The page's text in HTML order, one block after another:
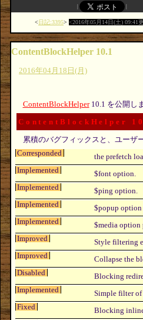
日記:3395 2016年05月14日(土) 09:41
ContentBlockHelper 10.1
2016年04月18日(月)
ContentBlockHelper10.1 を公開し
ContentBlockHelper
累積のバグフィックスと、ユーザ
Corresponded
the prefetch
Implemented
$font option.
Implemented
$ping option.
Implemented
$popup
Implemented
$media
Improved
Style filtering
Improved
Collapse the
Disabled
Blocking
Implemented
Simple filter of
Fixed
Blocking